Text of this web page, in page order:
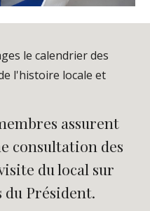
le calendrier des
l'histoire locale et
assurent
consultation des
du local sur
du Président.